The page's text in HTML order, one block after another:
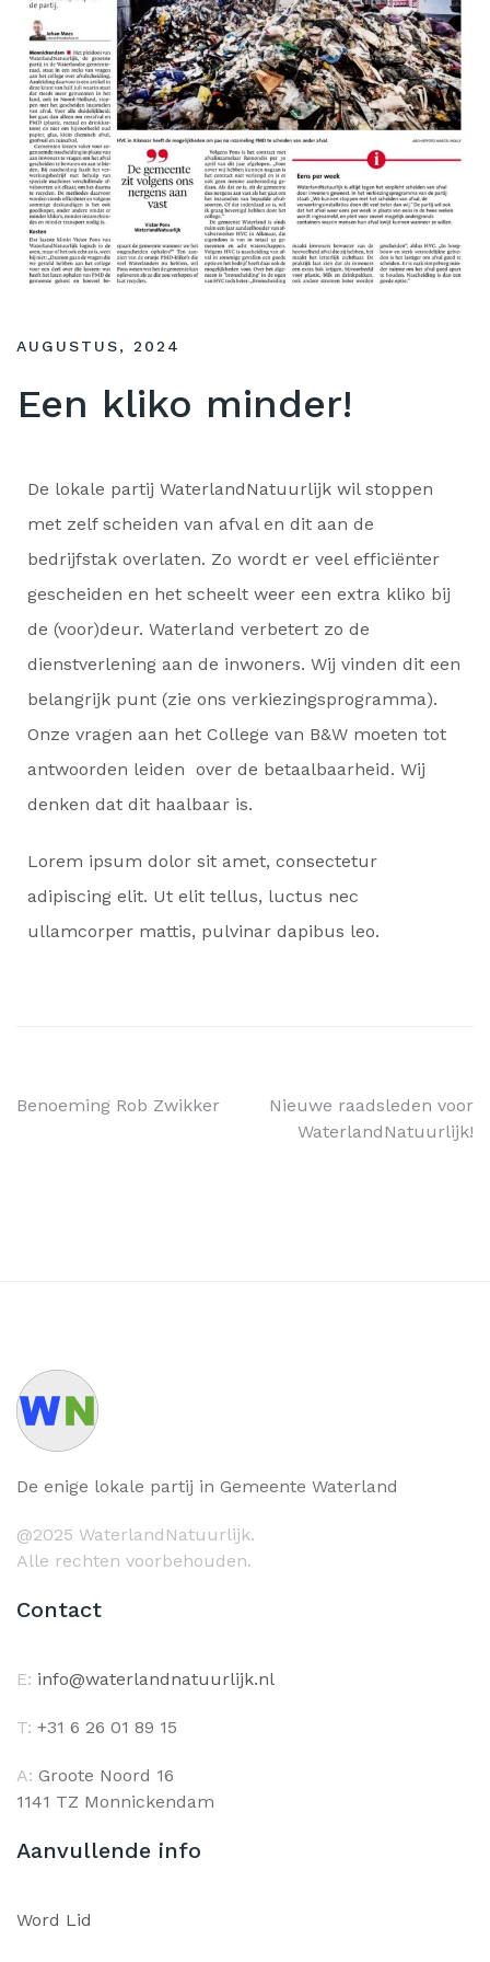
AUGUSTUS, 2024
Een kliko minder!
De lokale partij WaterlandNatuurlijk wil stoppen
met zelf scheiden van afval en dit aan de
bedrijfstak overlaten. Zo wordt er veel efficiënter
gescheiden en het scheelt weer een extra kliko bij
de (voor)deur. Waterland verbetert zo de
dienstverlening aan de inwoners. Wij vinden dit een
belangrijk punt (zie ons verkiezingsprogramma).
Onze vragen aan het College van B&W moeten tot
antwoorden leiden over de betaalbaarheid. Wij
denken dat dit haalbaar is.
Lorem ipsum dolor sit amet, consectetur
adipiscing elit. Ut elit tellus, luctus nec
ullamcorper mattis, pulvinar dapibus leo.
Benoeming Rob Zwikker
Nieuwe raadsleden voor
WaterlandNatuurlijk!
De enige lokale partij in Gemeente Waterland
@2025 WaterlandNatuurlijk.
Alle rechten voorbehouden.
Contact
E: info@waterlandnatuurlijk.nl
T: +31 6 26 01 89 15
A: Groote Noord 16
1141 TZ Monnickendam
Aanvullende info
Word Lid